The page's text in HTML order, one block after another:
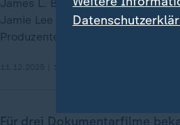
James L. Brooks ist mit einem
Jamie Lee Curtis feiern den
Produzenten.
Für drei Dokumentarfilme